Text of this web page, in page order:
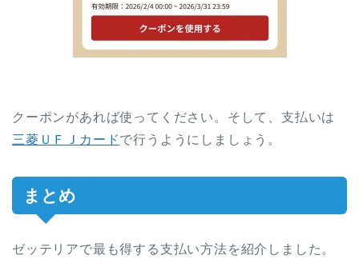
クーポンがあれば使ってください。そして、支払いは
三菱ＵＦＪカードで行うようにしましょう。
まとめ
ゼッテリアで最も得する支払い方法を紹介しました。